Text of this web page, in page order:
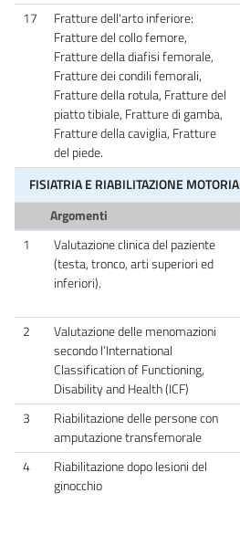
17
Fratture dell'arto inferiore:
Fratture del collo femore,
Fratture della diafisi femorale,
Fratture dei condili femorali,
Fratture della rotula, Fratture del
piatto tibiale, Fratture di gamba,
Fratture della caviglia, Fratture
del piede.
FISIATRIA E RIABILITAZIONE MOTORIA
Argomenti
1
Valutazione clinica del paziente
(testa, tronco, arti superiori ed
inferiori).
2
Valutazione delle menomazioni
secondo l’International
Classification of Functioning,
Disability and Health (ICF)
3
Riabilitazione delle persone con
amputazione transfemorale
4
Riabilitazione dopo lesioni del
ginocchio